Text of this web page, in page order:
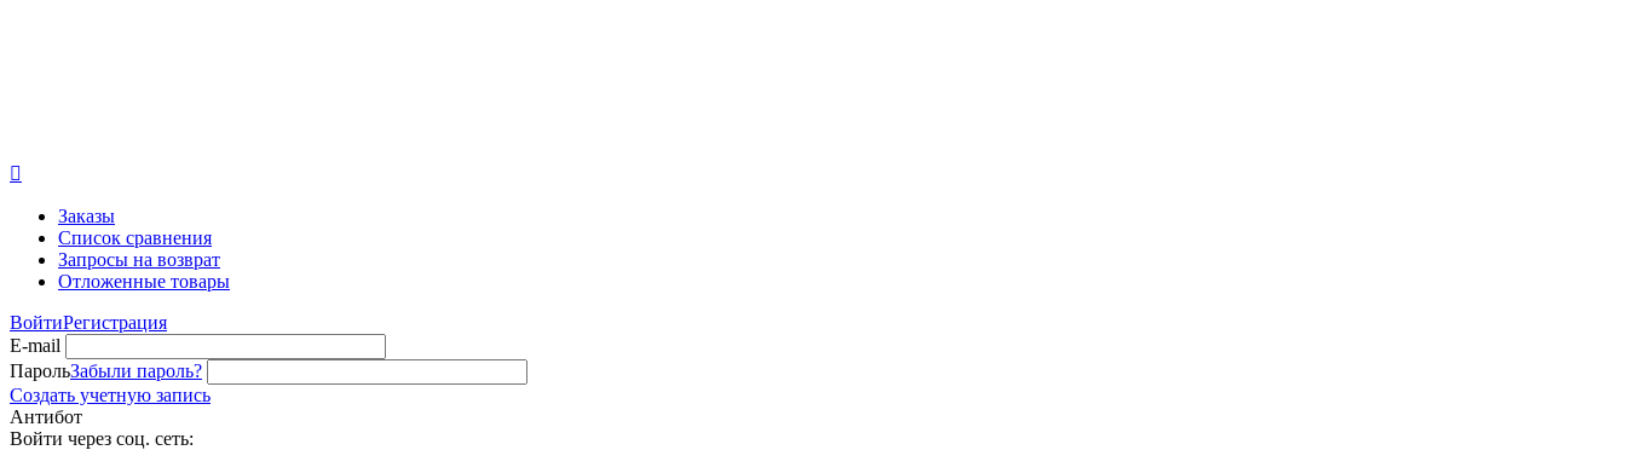

Заказы
Список сравнения
Запросы на возврат
Отложенные товары
ВойтиРегистрация
E-mail
ПарольЗабыли пароль?
Создать учетную запись
Антибот
Войти через соц. сеть: